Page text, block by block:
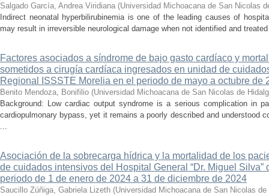
Salgado García, Andrea Viridiana (Universidad Michoacana de San Nicolas
Indirect neonatal hyperbilirubinemia is one of the leading causes of
may result in irreversible neurological damage when not identified and
Factores asociados a síndrome de bajo gasto cardíaco y
sometidos a cirugía cardíaca ingresados en unidad de
Regional ISSSTE Morelia en el periodo de mayo a octubre de
Benito Mendoza, Bonifilio (Universidad Michoacana de San Nicolas de
Background: Low cardiac output syndrome is a serious complication in
cardiopulmonary bypass, yet it remains a poorly described and understood
...
Asociación de la sobrecarga hídrica y la mortalidad de los
de cuidados intensivos del Hospital General “Dr. Miguel
periodo de 1 de enero de 2024 a 31 de diciembre de 2024
Saucillo Zúñiga, Gabriela Lizeth (Universidad Michoacana de San Nicolas de